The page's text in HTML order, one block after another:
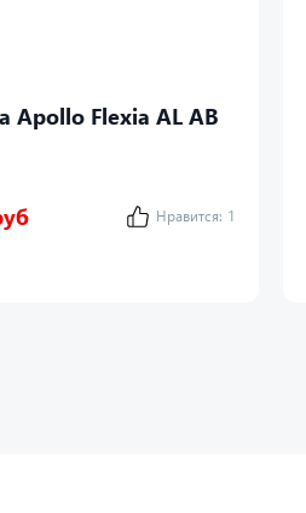
Apollo Flexia AL AB
Нравится: 1